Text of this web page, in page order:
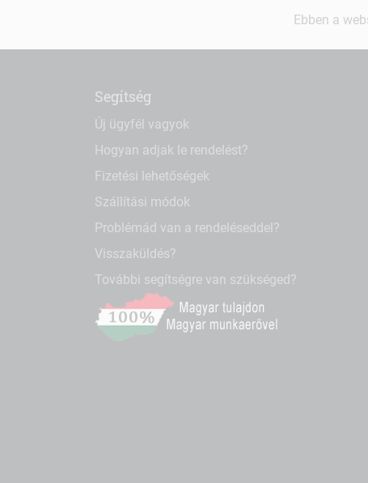
Ebben a
Segítség
Új ügyfél vagyok
Hogyan adjak le rendelést?
Fizetési lehetőségek
Szállítási módok
Problémád van a rendeléseddel?
Visszaküldés?
További segítségre van szükséged?